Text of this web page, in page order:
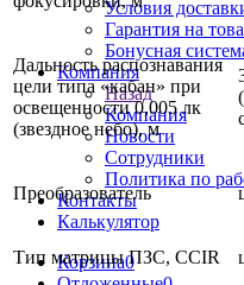
Условия
Гарантия на
Бонусная
Компания
Назад
Компания
Новости
Сотрудники
Политика по
Контакты
Калькулятор
Корзина0
Дальность распознавания
цели типа «кабан» при
освещенности 0,005 лк
(звездное небо), м
Преобразователь
Тип матрицы ПЗС, CCIR